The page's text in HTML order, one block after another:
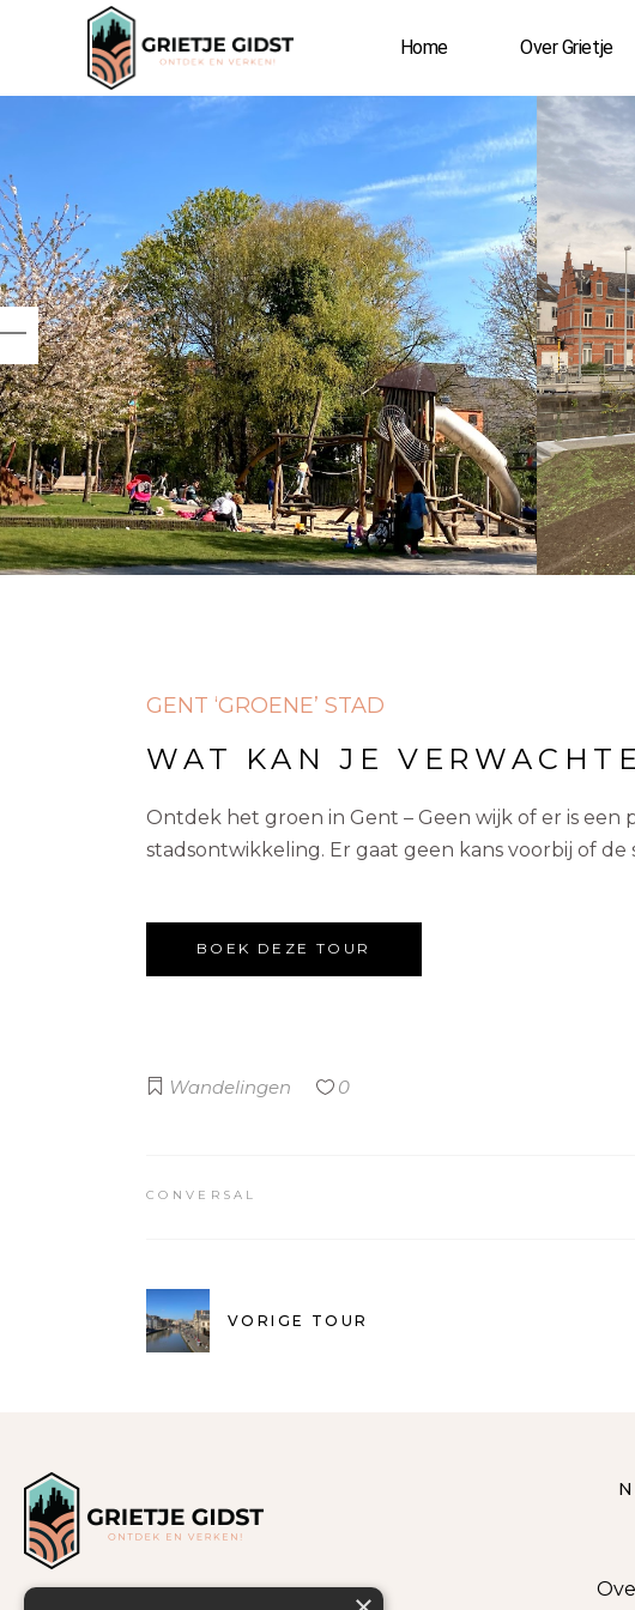
Home Over Grietje
GENT ‘GROENE’ STAD
WAT KAN JE
Ontdek het groen in Gent – Geen wijk of er is
stadsontwikkeling. Er gaat geen kans voorbij of
BOEK DEZE TOUR
Wandelingen 0
CONVERSAL
VORIGE TOUR